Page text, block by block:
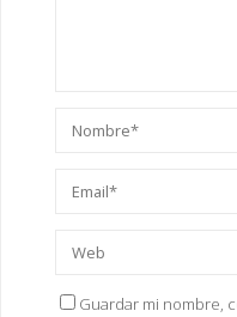
Guardar mi nombre,